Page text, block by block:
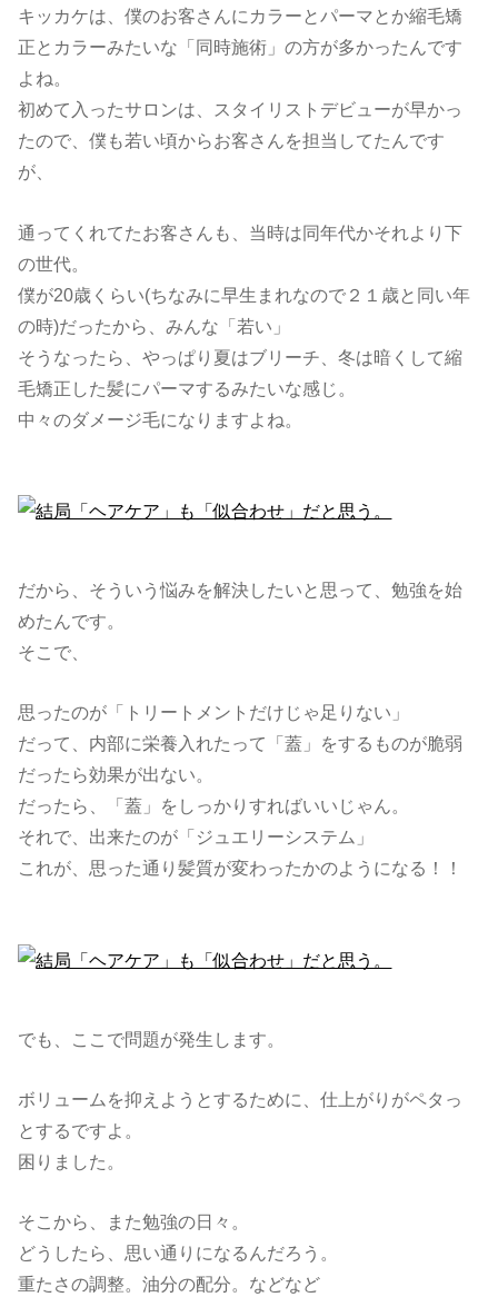
キッカケは、僕のお客さんにカラーとパーマとか縮毛矯
正とカラーみたいな「同時施術」の方が多かったんです
よね。
初めて入ったサロンは、スタイリストデビューが早かっ
たので、僕も若い頃からお客さんを担当してたんです
が、
通ってくれてたお客さんも、当時は同年代かそれより下
の世代。
僕が20歳くらい(ちなみに早生まれなので２１歳と同い年
の時)だったから、みんな「若い」
そうなったら、やっぱり夏はブリーチ、冬は暗くして縮
毛矯正した髪にパーマするみたいな感じ。
中々のダメージ毛になりますよね。
だから、そういう悩みを解決したいと思って、勉強を始
めたんです。
そこで、
思ったのが「トリートメントだけじゃ足りない」
だって、内部に栄養入れたって「蓋」をするものが脆弱
だったら効果が出ない。
だったら、「蓋」をしっかりすればいいじゃん。
それで、出来たのが「ジュエリーシステム」
これが、思った通り髪質が変わったかのようになる！！
でも、ここで問題が発生します。
ボリュームを抑えようとするために、仕上がりがペタっ
とするですよ。
困りました。
そこから、また勉強の日々。
どうしたら、思い通りになるんだろう。
重たさの調整。油分の配分。などなど